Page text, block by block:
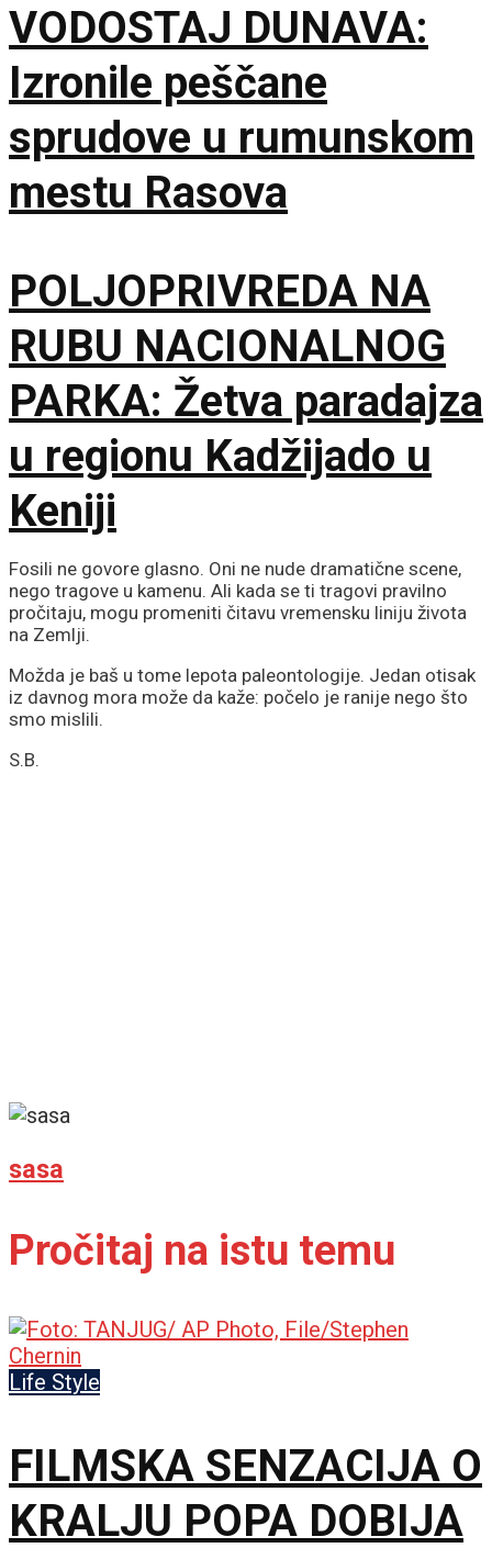
VODOSTAJ DUNAVA:
Izronile peščane
sprudove u rumunskom
mestu Rasova
POLJOPRIVREDA NA
RUBU NACIONALNOG
PARKA: Žetva paradajza
u regionu Kadžijado u
Keniji
Fosili ne govore glasno. Oni ne nude dramatične scene,
nego tragove u kamenu. Ali kada se ti tragovi pravilno
pročitaju, mogu promeniti čitavu vremensku liniju života
na Zemlji.
Možda je baš u tome lepota paleontologije. Jedan otisak
iz davnog mora može da kaže: počelo je ranije nego što
smo mislili.
S.B.
sasa
Pročitaj na istu temu
Life Style
FILMSKA SENZACIJA O
KRALJU POPA DOBIJA